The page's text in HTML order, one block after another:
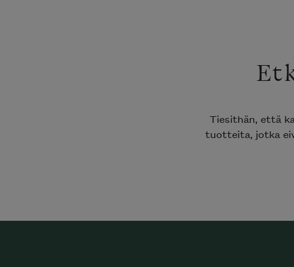
Tiesithän, että
tuotteita, jotka